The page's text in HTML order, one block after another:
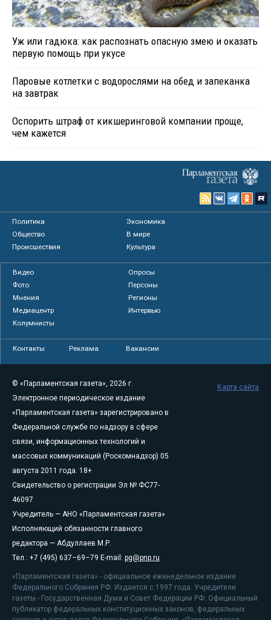
Уж или гадюка: как распознать опасную змею и оказать
первую помощь при укусе
Паровые котлетки с водорослями на обед и запеканка
на завтрак
Оспорить штраф от кикшеринговой компании проще,
чем кажется
Политика
Экономика
Общество
В мире
Происшествия
Культура
Видео
Опросы
Фото
Персоны
Мнения
Регионы
Медиацентр
Интервью
Колумнисты
Контакты Реклама Вакансии
© «Парламентская газета», 2026 г.
Электронное периодическое издание
«Парламентская газета» зарегистрировано в
Федеральной службе по надзору в сфере
связи, информационных технологий и
массовых коммуникаций (Роскомнадзор) 05
августа 2011 года. 18+
Свидетельство о регистрации Эл № ФС77-
46097
Учредитель — АНО «Парламентская газета»
Исполняющий обязанности главного
редактора — Абдуллаев М.Р.
Тел.: +7 (495) 637–69–79 E-mail: pg@pnp.ru
«Парламентская газета» - официальное еженедельное издание
Федерального Собрания РФ. Издается с 1997 года. Учредители
газеты - Государственная Дума и Совет Федерации РФ. Официальный
публикатор федеральных конституционных законов, федеральных
Карта сайта